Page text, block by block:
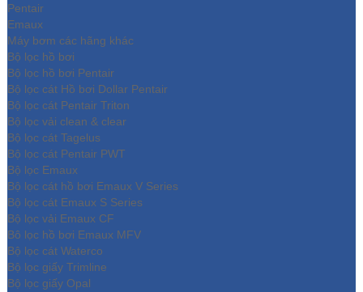
Pentair
Emaux
Máy bơm các hãng khác
Bộ lọc hồ bơi
Bộ lọc hồ bơi Pentair
Bộ lọc cát Hồ bơi Dollar Pentair
Bộ lọc cát Pentair Triton
Bộ lọc vải clean & clear
Bộ lọc cát Tagelus
Bộ lọc cát Pentair PWT
Bộ lọc Emaux
Bộ lọc cát hồ bơi Emaux V Series
Bộ lọc cát Emaux S Series
Bộ lọc vải Emaux CF
Bô lọc hồ bơi Emaux MFV
Bộ lọc cát Waterco
Bộ lọc giấy Trimline
Bộ lọc giấy Opal